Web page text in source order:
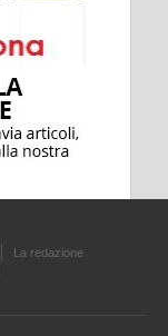
La redazione